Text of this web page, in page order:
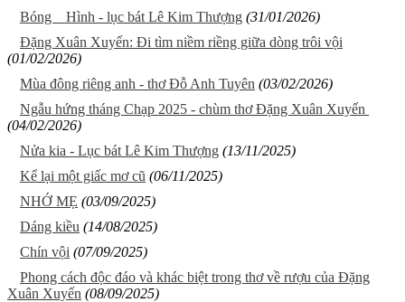
Bóng Hình - lục bát Lê Kim Thượng (31/01/2026)
Đặng Xuân Xuyến: Đi tìm niềm riềng giữa dòng trôi vội
(01/02/2026)
Mùa đông riêng anh - thơ Đỗ Anh Tuyên (03/02/2026)
Ngẫu hứng tháng Chạp 2025 - chùm thơ Đặng Xuân Xuyến
(04/02/2026)
Nửa kia - Lục bát Lê Kim Thượng (13/11/2025)
Kể lại một giấc mơ cũ (06/11/2025)
NHỚ MẸ (03/09/2025)
Dáng kiều (14/08/2025)
Chín vội (07/09/2025)
Phong cách độc đáo và khác biệt trong thơ về rượu của Đặng
Xuân Xuyến (08/09/2025)